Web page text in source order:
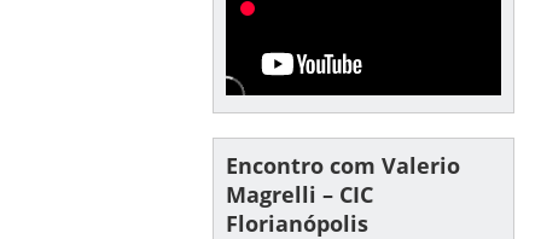
Encontro com Valerio
Magrelli – CIC
Florianópolis